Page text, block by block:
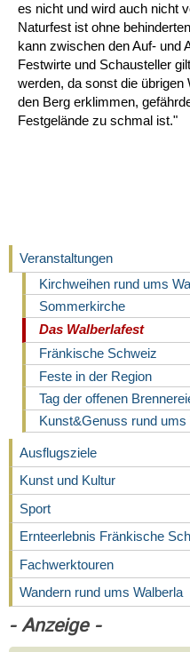
es nicht und wird auch nicht
Naturfest ist ohne
kann zwischen den Auf- und
Festwirte und Schausteller
werden, da sonst die
den Berg erklimmen,
Festgelände zu schmal ist."
Veranstaltungen
Kirchweihen rund ums
Sommerkirche
Das Walberlafest
Fränkische Schweiz
Feste in der Region
Tag der offenen
Kunst&Genuss rund ums
Ausflugsziele
Kunst und Kultur
Sport
Ernteerlebnis Fränkische
Fachwerktouren
Wandern rund ums Walberla
- Anzeige -